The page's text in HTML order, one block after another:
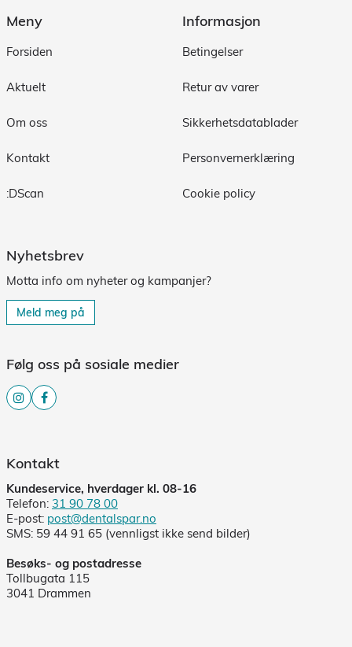
Meny
Forsiden
Aktuelt
Om oss
Kontakt
:DScan
Informasjon
Betingelser
Retur av varer
Sikkerhetsdatablader
Personvernerklæring
Cookie policy
Nyhetsbrev
Motta info om nyheter og kampanjer?
Meld meg på
Følg oss på sosiale medier
Kontakt
Kundeservice, hverdager kl. 08-16
Telefon: 31 90 78 00
E-post: post@dentalspar.no
SMS: 59 44 91 65 (vennligst ikke send bilder)
Besøks- og postadresse
Tollbugata 115
3041 Drammen